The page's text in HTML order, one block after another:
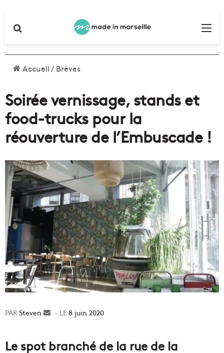
Accueil/Brèves
Soirée vernissage, stands et
food-trucks pour la
réouverture de l’Embuscade !
Steven
Envoyer8 juin 2020
Le spot branché de la rue de la